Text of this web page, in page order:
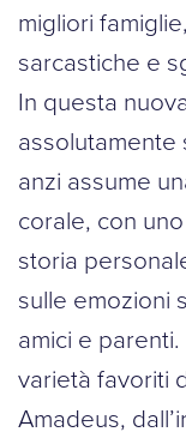
migliori
sarcastiche e
In questa
assolutamente
anzi assume
corale, con
storia
sulle emozioni
amici e
varietà favoriti
Amadeus,